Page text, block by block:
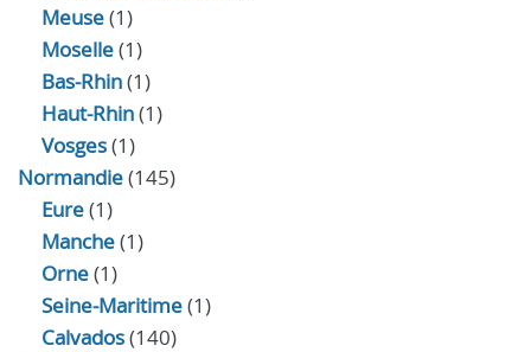
Meuse(1)
Moselle(1)
Bas-Rhin(1)
Haut-Rhin(1)
Vosges(1)
Normandie(145)
Eure(1)
Manche(1)
Orne(1)
Seine-Maritime(1)
Calvados(140)